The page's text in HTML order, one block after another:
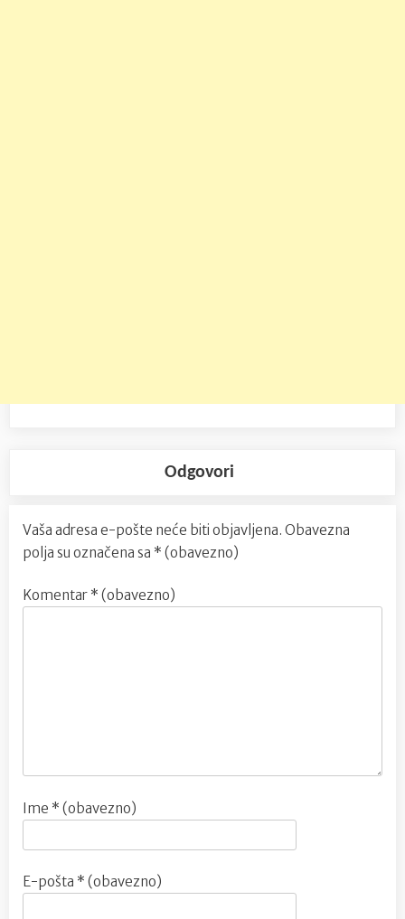
Odgovori
Vaša adresa e-pošte neće biti objavljena. Obavezna
polja su označena sa * (obavezno)
Komentar * (obavezno)
Ime * (obavezno)
E-pošta * (obavezno)